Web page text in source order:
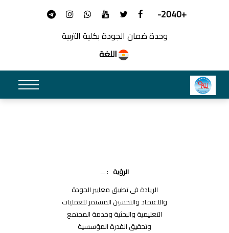
+2040-
وحدة ضمان الجودة بكلية التربية
اللغة
الرؤية : ـــ
الريادة فى تطبيق معايير الجودة
والاعتماد والتحسين المستمر للعمليات
التعليمية والبحثية وخدمة المجتمع
وتحقيق القدرة المؤسسية